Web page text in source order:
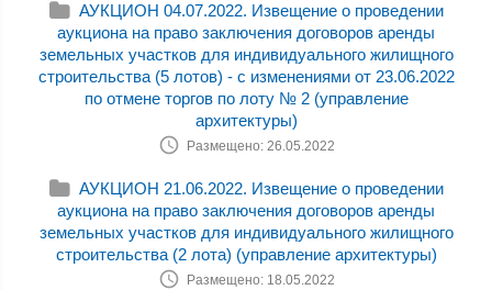
АУКЦИОН 04.07.2022. Извещение о проведении
аукциона на право заключения договоров аренды
земельных участков для индивидуального жилищного
строительства (5 лотов) - с изменениями от 23.06.2022
по отмене торгов по лоту № 2 (управление
архитектуры)
Размещено: 26.05.2022
АУКЦИОН 21.06.2022. Извещение о проведении
аукциона на право заключения договоров аренды
земельных участков для индивидуального жилищного
строительства (2 лота) (управление архитектуры)
Размещено: 18.05.2022